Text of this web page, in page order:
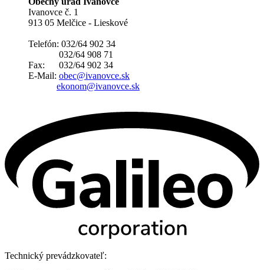
Ivanovce č. 1
913 05 Melčice - Lieskové
Telefón: 032/64 902 34
032/64 908 71
Fax: 032/64 902 34
E-Mail: obec@ivanovce.sk
ekonom@ivanovce.sk
Technický prevádzkovateľ: